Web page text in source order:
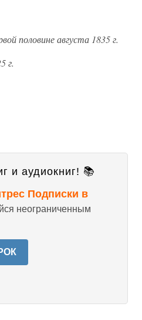
половине августа 1835 г.
г.
и аудиокниг! 📚
Подписки в
неограниченным